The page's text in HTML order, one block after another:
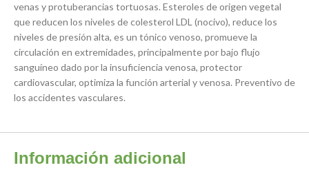
venas y protuberancias tortuosas. Esteroles de origen vegetal
que reducen los niveles de colesterol LDL (nocivo), reduce los
niveles de presión alta, es un tónico venoso, promueve la
circulación en extremidades, principalmente por bajo flujo
sanguíneo dado por la insuficiencia venosa, protector
cardiovascular, optimiza la función arterial y venosa. Preventivo de
los accidentes vasculares.
Información adicional